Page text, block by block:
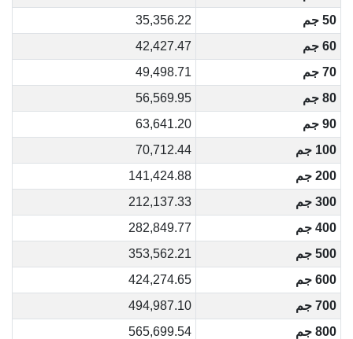
50 جم
35,356.22
60 جم
42,427.47
70 جم
49,498.71
80 جم
56,569.95
90 جم
63,641.20
100 جم
70,712.44
200 جم
141,424.88
300 جم
212,137.33
400 جم
282,849.77
500 جم
353,562.21
600 جم
424,274.65
700 جم
494,987.10
800 جم
565,699.54